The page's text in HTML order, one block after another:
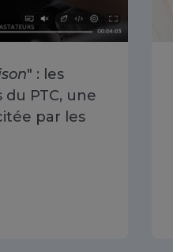
" : les
PTC, une
par les